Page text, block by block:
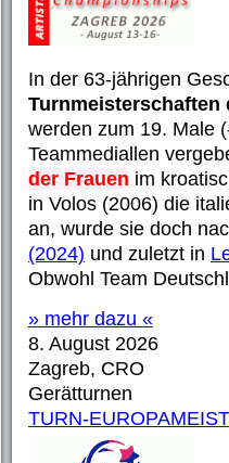
In der 63-jährigen
Turnmeisterschaften
werden zum 19. Male
Teammediallen
der Frauen im
in Volos (2006) die
an, wurde sie doch
(2024) und zuletzt in
Obwohl Team
» mehr dazu «
8. August 2026
Zagreb, CRO
Gerätturnen
TURN-